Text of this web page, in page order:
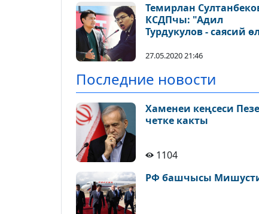
Темирлан
КСДПчы: "Адил
Турдукулов - саясий
27.05.2020 21:46
Последние новости
Хаменеи кеңсеси
четке какты
1104
РФ башчысы